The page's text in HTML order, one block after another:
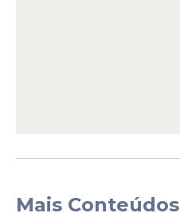
Mais Conteúdos